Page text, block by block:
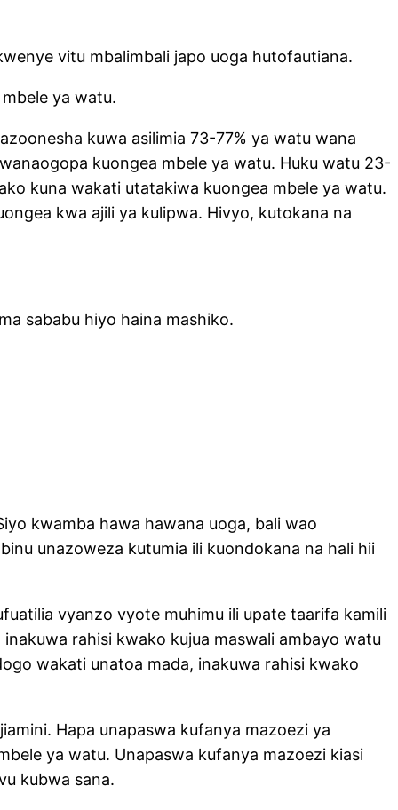
vitu mbalimbali japo uoga hutofautiana.
ya watu.
kuwa asilimia 73-77% ya watu wana
kuongea mbele ya watu. Huku watu 23-
kuna wakati utatakiwa kuongea mbele ya watu.
kwa ajili ya kulipwa. Hivyo, kutokana na
sababu hiyo haina mashiko.
kwamba hawa hawana uoga, bali wao
unazoweza kutumia ili kuondokana na hali hii
vyanzo vyote muhimu ili upate taarifa kamili
rahisi kwako kujua maswali ambayo watu
wakati unatoa mada, inakuwa rahisi kwako
Hapa unapaswa kufanya mazoezi ya
ya watu. Unapaswa kufanya mazoezi kiasi
kubwa sana.